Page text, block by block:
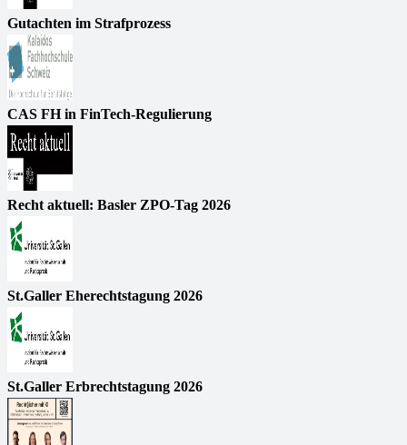
Gutachten im Strafprozess
CAS FH in FinTech-Regulierung
Recht aktuell: Basler ZPO-Tag 2026
St.Galler Eherechtstagung 2026
St.Galler Erbrechtstagung 2026